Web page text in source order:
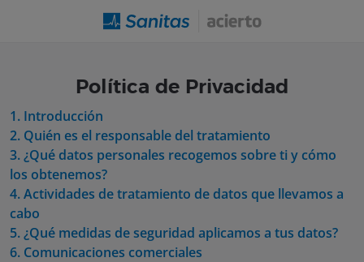
Te llamamos
Política de Privacidad
1. Introducción
2. Quién es el responsable del tratamiento
3. ¿Qué datos personales recogemos sobre ti y cómo
los obtenemos?
4. Actividades de tratamiento de datos que llevamos a
cabo
5. ¿Qué medidas de seguridad aplicamos a tus datos?
6. Comunicaciones comerciales